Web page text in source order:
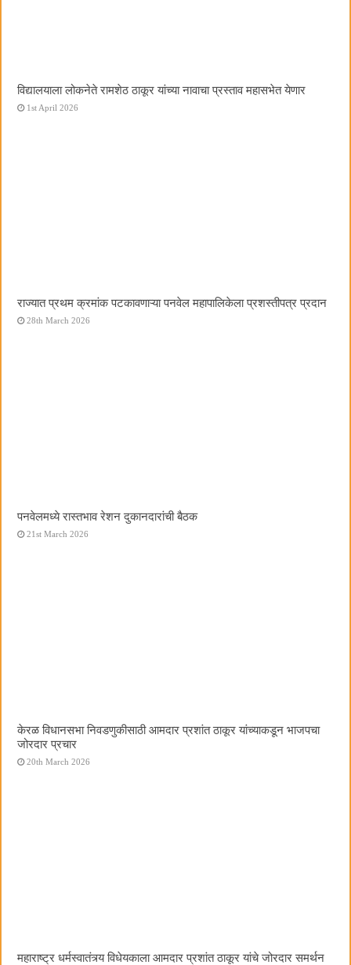
विद्यालयाला लोकनेते रामशेठ ठाकूर यांच्या नावाचा प्रस्ताव महासभेत येणार
1st April 2026
राज्यात प्रथम क्रमांक पटकावणाऱ्या पनवेल महापालिकेला प्रशस्तीपत्र प्रदान
28th March 2026
पनवेलमध्ये रास्तभाव रेशन दुकानदारांची बैठक
21st March 2026
केरळ विधानसभा निवडणुकीसाठी आमदार प्रशांत ठाकूर यांच्याकडून भाजपचा
जोरदार प्रचार
20th March 2026
महाराष्ट्र धर्मस्वातंत्र्य विधेयकाला आमदार प्रशांत ठाकूर यांचे जोरदार समर्थन